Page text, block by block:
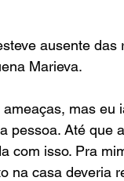
ausente
Marieva.
mas eu
pessoa. Até que
com isso. Pra
na casa deveria